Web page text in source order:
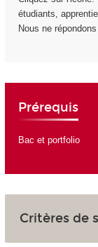
étudiants,
Nous ne
Prérequis
Bac et portfolio
Critères de